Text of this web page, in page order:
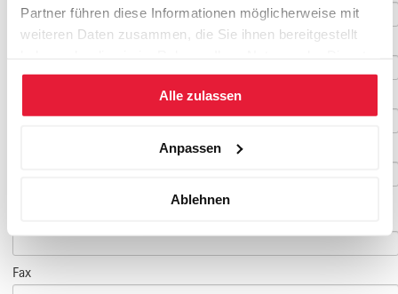
Partner führen diese Informationen möglicherweise mit
weiteren Daten zusammen, die Sie ihnen bereitgestellt
gesammelt haben.
Alle zulassen
Anpassen
Ablehnen
Geburtsdatum
Fax